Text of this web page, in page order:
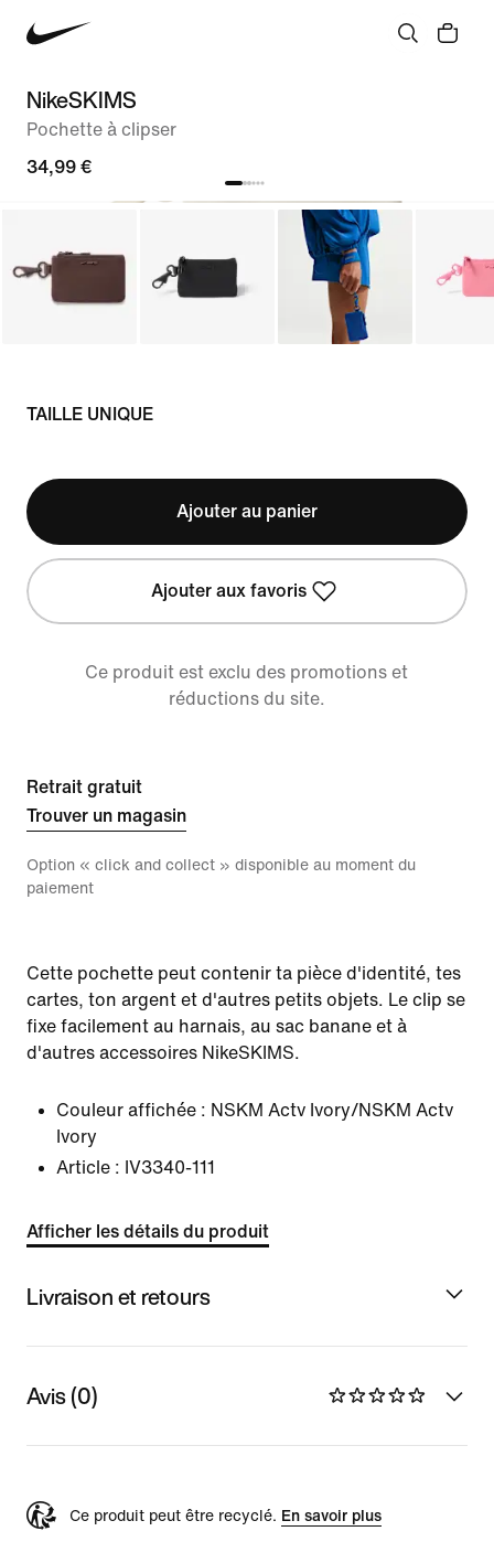
NikeSKIMS
Pochette à clipser
34,99 €
TAILLE UNIQUE
Ajouter au panier
Ajouter aux favoris
Ce produit est exclu des promotions et
réductions du site.
Retrait gratuit
Trouver un magasin
Option « click and collect » disponible au moment du
paiement
Cette pochette peut contenir ta pièce d'identité, tes
cartes, ton argent et d'autres petits objets. Le clip se
fixe facilement au harnais, au sac banane et à
d'autres accessoires NikeSKIMS.
Couleur affichée : NSKM Actv Ivory/NSKM Actv
Ivory
Article : IV3340-111
Afficher les détails du produit
Livraison et retours
Avis (0)
Ce produit peut être recyclé. En savoir plus